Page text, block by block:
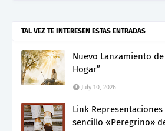
TAL VEZ TE INTERESEN ESTAS ENTRADAS
Nuevo Lanzamiento de
Hogar”
July 10, 2026
Link
sencillo «Peregrino»